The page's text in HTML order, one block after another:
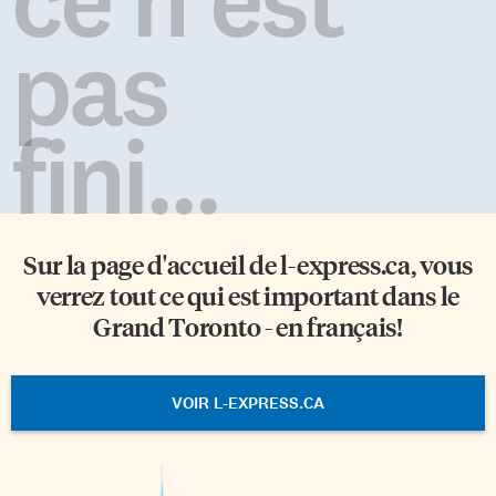
pas
fini...
Sur la page d'accueil del-express.ca, vous
verrez tout ce qui est important dans le
Grand Toronto - en français!
VOIR L-EXPRESS.CA